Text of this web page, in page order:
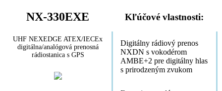
NX-330EXE
UHF NEXEDGE ATEX/IECEx
digitálna/analógová prenosná
rádiostanica s GPS
Kľúčové vlastnosti:
Digitálny rádiový prenos
NXDN s vokodérom
AMBE+2 pre digitálny hlas
s prirodzeným zvukom